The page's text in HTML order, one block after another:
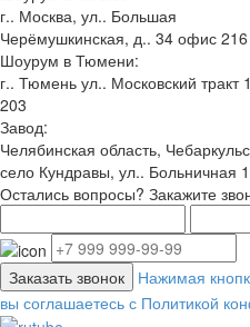
г.. Москва, ул.. Большая
Черёмушкинская, д.. 34 офис 216
Шоурум в Тюмени:
г.. Тюмень ул.. Московский тракт
203
Завод:
Челябинская область,
село Кундравы, ул.. Больничная 1
Остались вопросы? Закажите
Заказать звонок
Нажимая
вы соглашаетесь с Политикой